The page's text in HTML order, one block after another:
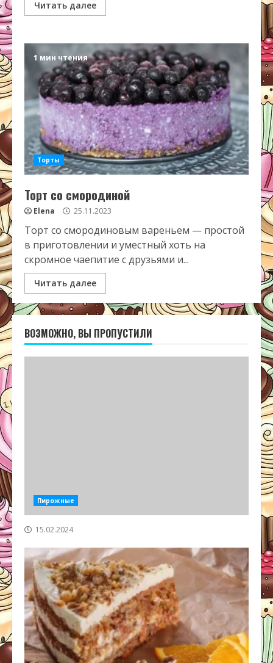
Читать далее
1 мин чтения
Торты
Торт со смородиной
Elena 25.11.2023
Торт со смородиновым вареньем — простой
в приготовлении и уместный хоть на
скромное чаепитие с друзьями и...
Читать далее
ВОЗМОЖНО, ВЫ ПРОПУСТИЛИ
Пирожные
15.02.2024